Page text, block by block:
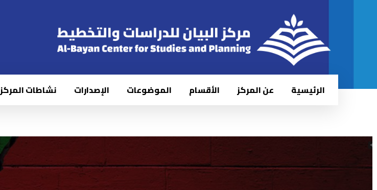
الرئيسية عن المركز الأقسام الموضوعات الإصدارات نشاطات المركز